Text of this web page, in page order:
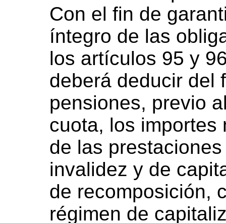
Con el fin de
íntegro de las
los artículos 95 y
deberá deducir del
pensiones, previo
cuota, los importes
de las
invalidez y de
de recomposición,
régimen de